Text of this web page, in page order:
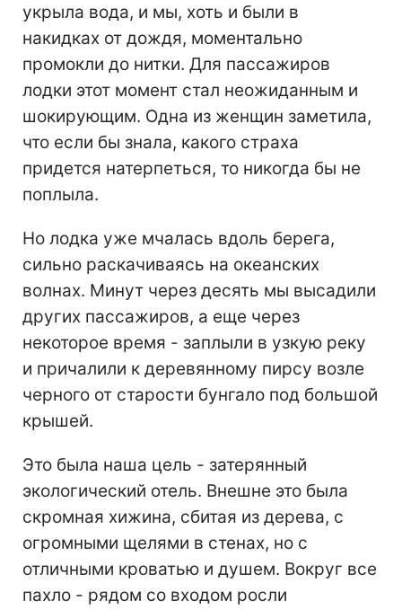
укрыла вода, и мы, хоть и были в
накидках от дождя, моментально
промокли до нитки. Для пассажиров
лодки этот момент стал неожиданным и
шокирующим. Одна из женщин заметила,
что если бы знала, какого страха
придется натерпеться, то никогда бы не
поплыла.
Но лодка уже мчалась вдоль берега,
сильно раскачиваясь на океанских
волнах. Минут через десять мы высадили
других пассажиров, а еще через
некоторое время - заплыли в узкую реку
и причалили к деревянному пирсу возле
черного от старости бунгало под большой
крышей.
Это была наша цель - затерянный
экологический отель. Внешне это была
скромная хижина, сбитая из дерева, с
огромными щелями в стенах, но с
отличными кроватью и душем. Вокруг все
пахло - рядом со входом росли